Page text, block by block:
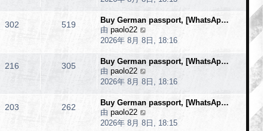
最
後
表
302 519
Buy German passport, [WhatsAp…
由 paolo22
視
後
表
2026年 8月 8日, 18:16
216 305
Buy German passport, [WhatsAp…
由 paolo22
視
最
後
表
2026年 8月 8日, 18:16
203 262
Buy German passport, [WhatsAp…
由 paolo22
視
2026年 8月 8日, 18:15